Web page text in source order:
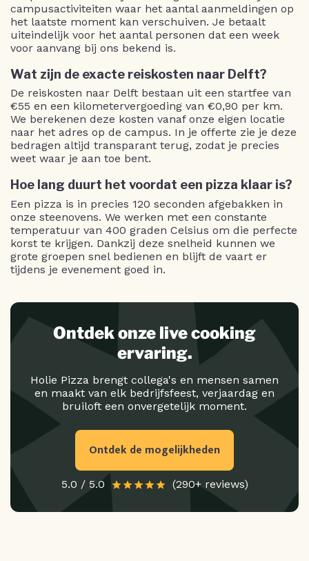
campusactiviteiten waar het aantal aanmeldingen op
het laatste moment kan verschuiven. Je betaalt
uiteindelijk voor het aantal personen dat een week
voor aanvang bij ons bekend is.
Wat zijn de exacte reiskosten naar Delft?
De reiskosten naar Delft bestaan uit een startfee van
€55 en een kilometervergoeding van €0,90 per km.
We berekenen deze kosten vanaf onze eigen locatie
naar het adres op de campus. In je offerte zie je deze
bedragen altijd transparant terug, zodat je precies
weet waar je aan toe bent.
Hoe lang duurt het voordat een pizza klaar is?
Een pizza is in precies 120 seconden afgebakken in
onze steenovens. We werken met een constante
temperatuur van 400 graden Celsius om die perfecte
korst te krijgen. Dankzij deze snelheid kunnen we
grote groepen snel bedienen en blijft de vaart er
tijdens je evenement goed in.
Ontdek onze live cooking
ervaring.
Holie Pizza brengt collega's en mensen samen
en maakt van elk bedrijfsfeest, verjaardag en
bruiloft een onvergetelijk moment.
Ontdek de mogelijkheden
5.0 / 5.0 (290+ reviews)